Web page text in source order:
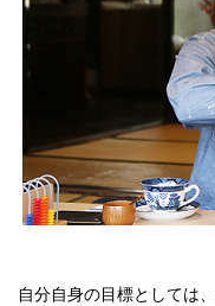
自分自身の目標としては、